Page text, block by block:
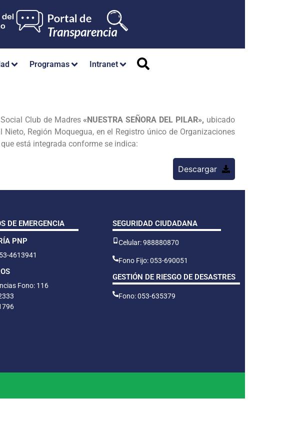
Programas Intranet
Club de Madres «NUESTRA SEÑORA DEL PILAR», ubicado
Región Moquegua, en el Registro único de Organizaciones
está integrada conforme se indica:
Descargar
DE EMERGENCIA
PNP
4613941
Fono: 116
SEGURIDAD CIUDADANA
Celular: 988880870
Fono Fijo: 053-690051
GESTIÓN DE RIESGO DE DESASTRES
Fono: 053-635379